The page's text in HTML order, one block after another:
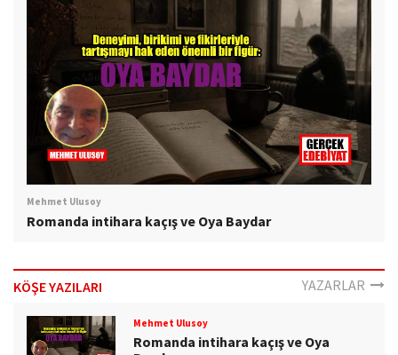
Mehmet Ulusoy
Romanda intihara kaçış ve Oya Baydar
KÖŞE YAZILARI YAZARLAR
Mehmet Ulusoy
Romanda intihara kaçış ve Oya